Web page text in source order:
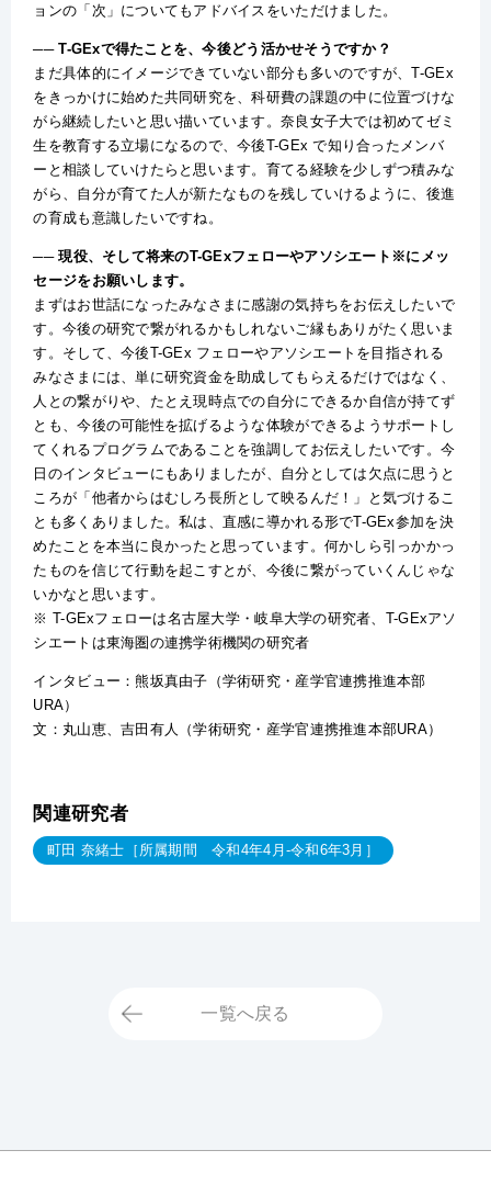
ョンの「次」についてもアドバイスをいただけました。
── T-GExで得たことを、今後どう活かせそうですか？
まだ具体的にイメージできていない部分も多いのですが、T-GEx
をきっかけに始めた共同研究を、科研費の課題の中に位置づけな
がら継続したいと思い描いています。奈良女子大では初めてゼミ
生を教育する立場になるので、今後T-GEx で知り合ったメンバ
ーと相談していけたらと思います。育てる経験を少しずつ積みな
がら、自分が育てた人が新たなものを残していけるように、後進
の育成も意識したいですね。
── 現役、そして将来のT-GExフェローやアソシエート※にメッ
セージをお願いします。
まずはお世話になったみなさまに感謝の気持ちをお伝えしたいで
す。今後の研究で繋がれるかもしれないご縁もありがたく思いま
す。そして、今後T-GEx フェローやアソシエートを目指される
みなさまには、単に研究資金を助成してもらえるだけではなく、
人との繋がりや、たとえ現時点での自分にできるか自信が持てず
とも、今後の可能性を拡げるような体験ができるようサポートし
てくれるプログラムであることを強調してお伝えしたいです。今
日のインタビューにもありましたが、自分としては欠点に思うと
ころが「他者からはむしろ長所として映るんだ！」と気づけるこ
とも多くありました。私は、直感に導かれる形でT-GEx参加を決
めたことを本当に良かったと思っています。何かしら引っかかっ
たものを信じて行動を起こすとが、今後に繋がっていくんじゃな
いかなと思います。
※ T-GExフェローは名古屋大学・岐阜大学の研究者、T-GExアソ
シエートは東海圏の連携学術機関の研究者
インタビュー：熊坂真由子（学術研究・産学官連携推進本部
URA）
文：丸山恵、吉田有人（学術研究・産学官連携推進本部URA）
関連研究者
町田 奈緒士［所属期間 令和4年4月-令和6年3月］
一覧へ戻る